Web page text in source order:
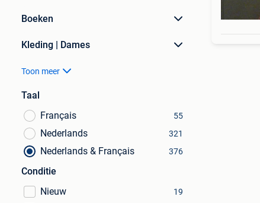
Boeken
Kleding | Dames
Toon meer
Taal
Français
55
Nederlands 321
Nederlands & Français 376
Conditie
Nieuw
19